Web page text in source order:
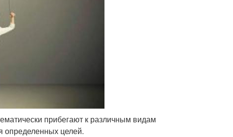
прибегают к различным видам
определенных целей.